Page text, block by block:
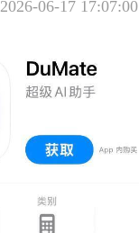
2026-06-17 17:07:00